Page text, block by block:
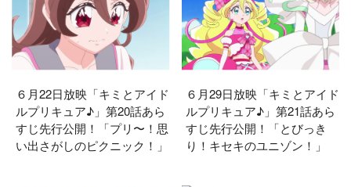
６月22日放映「キミとアイド
ルプリキュア♪」第20話あら
すじ先行公開！「プリ〜！思
い出さがしのピクニック！」
６月29日放映「キミとアイド
ルプリキュア♪」第21話あら
すじ先行公開！「とびっき
り！キセキのユニゾン！」